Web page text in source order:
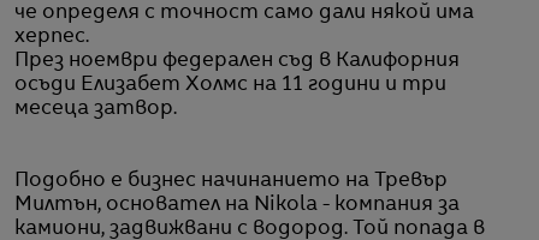
че определя с точност само дали някой има
херпес.
През ноември федерален съд в Калифорния
осъди Елизабет Холмс на 11 години и три
месеца затвор.
Подобно е бизнес начинанието на Тревър
Милтън, основател на Nikola - компания за
камиони, задвижвани с водород. Той попада в